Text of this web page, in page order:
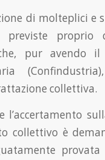
di molteplici e
previste proprio
pur avendo
collettiva.
l’accertamento
collettivo è